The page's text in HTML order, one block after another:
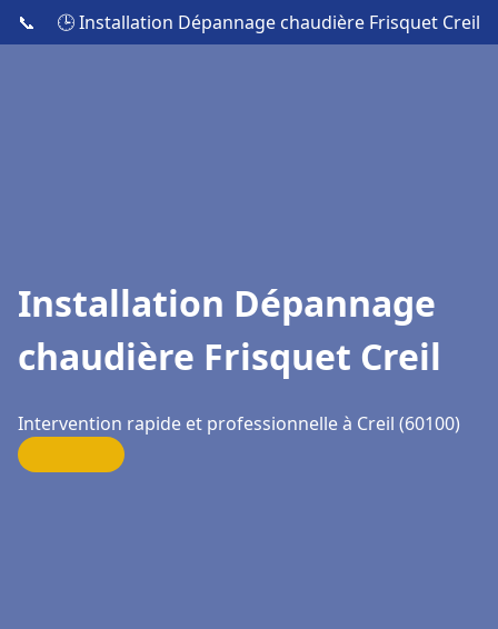
📞 🕒 Installation Dépannage chaudière Frisquet Creil
Installation Dépannage
chaudière Frisquet Creil
Intervention rapide et professionnelle à Creil (60100)